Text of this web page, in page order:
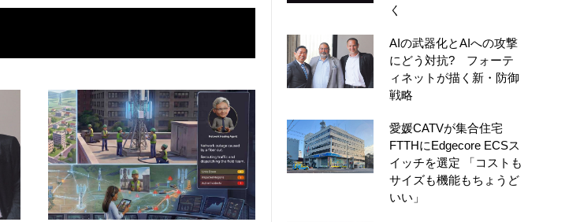
く
AIの武器化とAIへの攻撃
にどう対抗? フォーテ
ィネットが描く新・防御
戦略
愛媛CATVが集合住宅
FTTHにEdgecore ECSス
イッチを選定 「コストも
サイズも機能もちょうど
いい」